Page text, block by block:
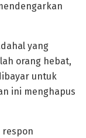
yang
orang hebat,
untuk
ini menghapus
respon